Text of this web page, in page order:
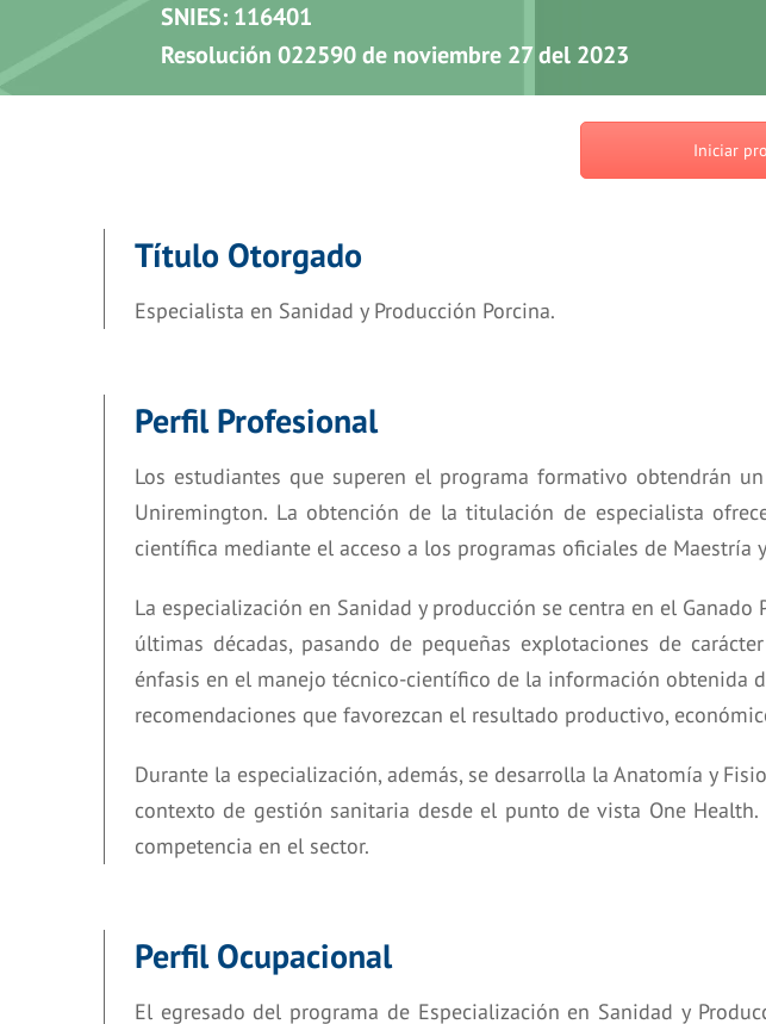
SNIES: 116401
Resolución 022590 de noviembre 27 del 2023
Iniciar
Título Otorgado
Especialista en Sanidad y Producción Porcina.
Perfil Profesional
Los estudiantes que superen el programa formativo obtendrán
Uniremington. La obtención de la titulación de especialista
científica mediante el acceso a los programas oficiales de Maestría
La especialización en Sanidad y producción se centra en el
últimas décadas, pasando de pequeñas explotaciones de
énfasis en el manejo técnico-científico de la información obtenida
recomendaciones que favorezcan el resultado productivo,
Durante la especialización, además, se desarrolla la Anatomía y
contexto de gestión sanitaria desde el punto de vista One
competencia en el sector.
Perfil Ocupacional
El egresado del programa de Especialización en Sanidad y